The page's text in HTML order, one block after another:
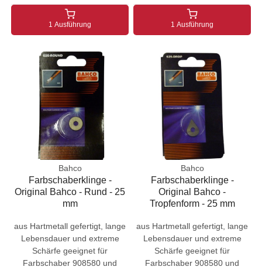
1 Ausführung 1 Ausführung
Bahco
Farbschaberklinge -
Original Bahco - Rund - 25
mm
aus Hartmetall gefertigt, lange
Lebensdauer und extreme
Schärfe geeignet für
Farbschaber 908580 und
Bahco
Farbschaberklinge -
Original Bahco -
Tropfenform - 25 mm
aus Hartmetall gefertigt, lange
Lebensdauer und extreme
Schärfe geeignet für
Farbschaber 908580 und